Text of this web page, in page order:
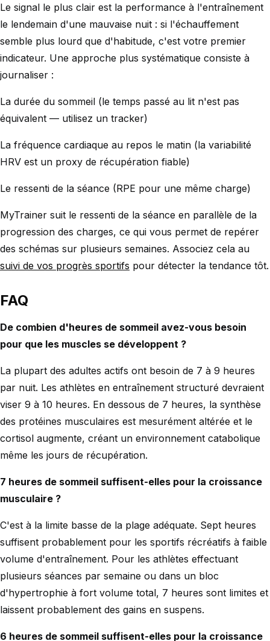
Le signal le plus clair est la performance à l'entraînement
le lendemain d'une mauvaise nuit : si l'échauffement
semble plus lourd que d'habitude, c'est votre premier
indicateur. Une approche plus systématique consiste à
journaliser :
La durée du sommeil (le temps passé au lit n'est pas
équivalent — utilisez un tracker)
La fréquence cardiaque au repos le matin (la variabilité
HRV est un proxy de récupération fiable)
Le ressenti de la séance (RPE pour une même charge)
MyTrainer suit le ressenti de la séance en parallèle de la
progression des charges, ce qui vous permet de repérer
des schémas sur plusieurs semaines. Associez cela au
suivi de vos progrès sportifs pour détecter la tendance tôt.
FAQ
De combien d'heures de sommeil avez-vous besoin
pour que les muscles se développent ?
La plupart des adultes actifs ont besoin de 7 à 9 heures
par nuit. Les athlètes en entraînement structuré devraient
viser 9 à 10 heures. En dessous de 7 heures, la synthèse
des protéines musculaires est mesurément altérée et le
cortisol augmente, créant un environnement catabolique
même les jours de récupération.
7 heures de sommeil suffisent-elles pour la croissance
musculaire ?
C'est à la limite basse de la plage adéquate. Sept heures
suffisent probablement pour les sportifs récréatifs à faible
volume d'entraînement. Pour les athlètes effectuant
plusieurs séances par semaine ou dans un bloc
d'hypertrophie à fort volume total, 7 heures sont limites et
laissent probablement des gains en suspens.
6 heures de sommeil suffisent-elles pour la croissance